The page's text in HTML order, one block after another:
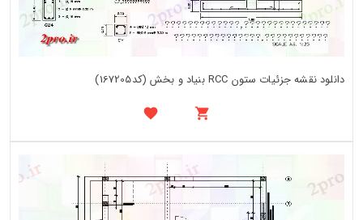
دانلود نقشه جزئیات ستون RCC بنیاد و بخش (کد167205)